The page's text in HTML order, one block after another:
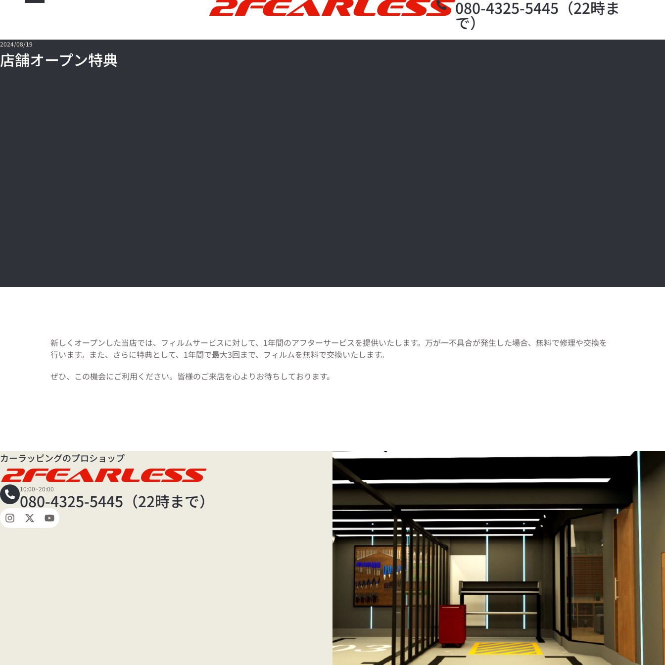
2FEARLESS 080-4325-5445（22時ま
で）
2024/08/19
店舗オープン特典
新しくオープンした当店では、フィルムサービスに対して、1年間のアフターサービスを提供いたします。万が一不具合が発生した場合、無料で修理や交換を
行います。また、さらに特典として、1年間で最大3回まで、フィルムを無料で交換いたします。
ぜひ、この機会にご利用ください。皆様のご来店を心よりお待ちしております。
カーラッピングのプロショップ
2FEARLESS
10:00~20:00
080-4325-5445（22時まで）